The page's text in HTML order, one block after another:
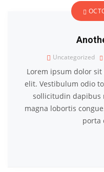
Uncategorized
Lorem ipsum dolor
elit. Vestibulum odio
sollicitudin dapibus
magna lobortis
porta